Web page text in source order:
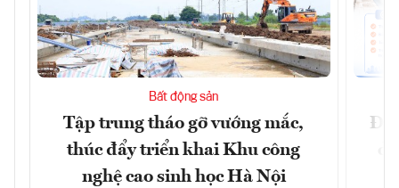
Bất động sản
Tập trung tháo gỡ vướng mắc,
thúc đẩy triển khai Khu công
nghệ cao sinh học Hà Nội